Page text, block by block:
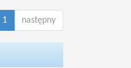
1 następny